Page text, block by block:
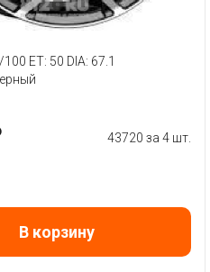
ET: 50 DIA: 67.1
43720 за 4 шт.
В корзину